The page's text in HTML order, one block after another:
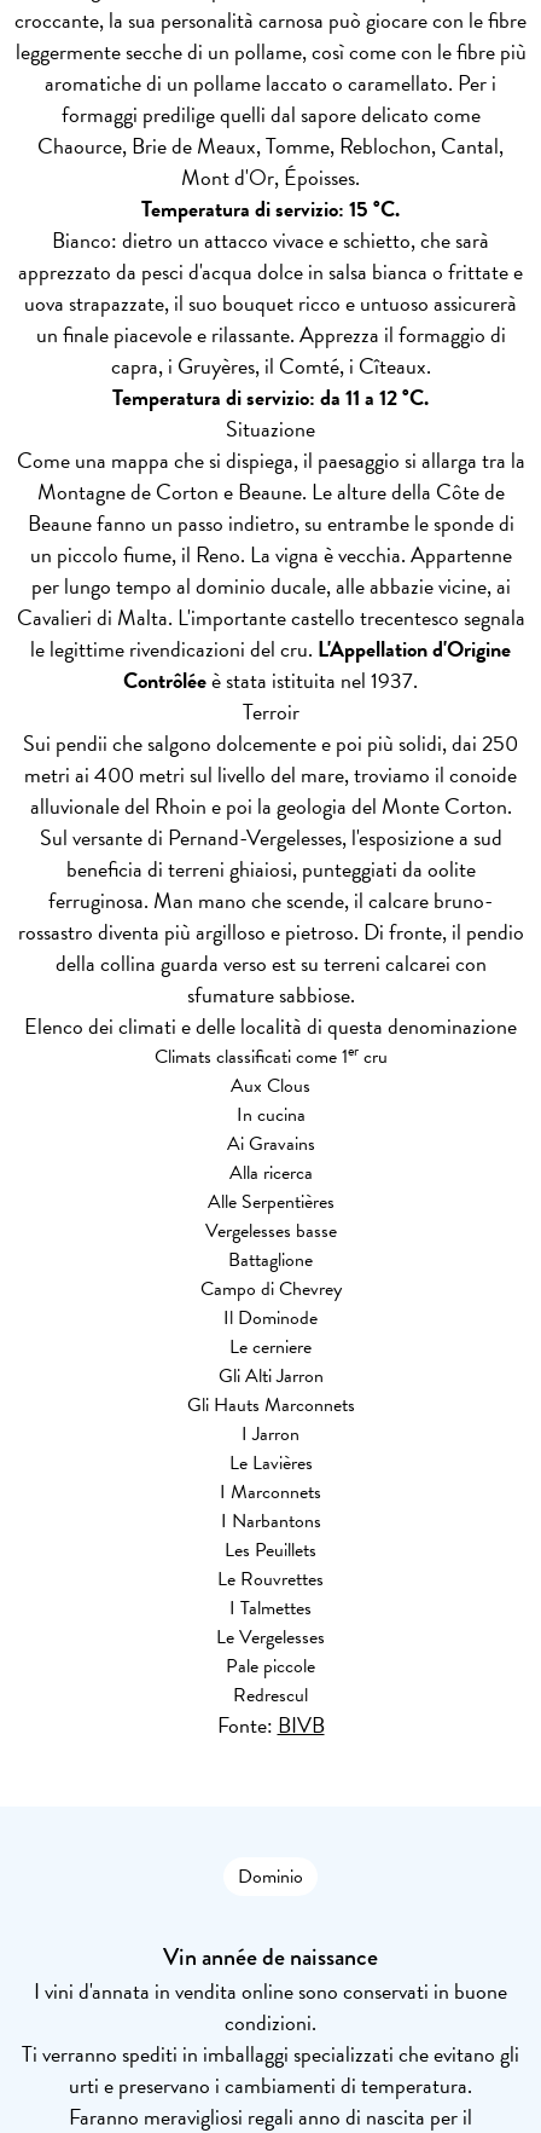
croccante, la sua personalità carnosa può giocare con le fibre
leggermente secche di un pollame, così come con le fibre più
aromatiche di un pollame laccato o caramellato. Per i
formaggi predilige quelli dal sapore delicato come
Chaource, Brie de Meaux, Tomme, Reblochon, Cantal,
Mont d'Or, Époisses.
Temperatura di servizio: 15 °C.
Bianco: dietro un attacco vivace e schietto, che sarà
apprezzato da pesci d'acqua dolce in salsa bianca o frittate e
uova strapazzate, il suo bouquet ricco e untuoso assicurerà
un finale piacevole e rilassante. Apprezza il formaggio di
capra, i Gruyères, il Comté, i Cîteaux.
Temperatura di servizio: da 11 a 12 °C.
Situazione
Come una mappa che si dispiega, il paesaggio si allarga tra la
Montagne de Corton e Beaune. Le alture della Côte de
Beaune fanno un passo indietro, su entrambe le sponde di
un piccolo fiume, il Reno. La vigna è vecchia. Appartenne
per lungo tempo al dominio ducale, alle abbazie vicine, ai
Cavalieri di Malta. L'importante castello trecentesco segnala
le legittime rivendicazioni del cru. L'Appellation d'Origine
Contrôléeè stata istituita nel 1937.
Terroir
Sui pendii che salgono dolcemente e poi più solidi, dai 250
metri ai 400 metri sul livello del mare, troviamo il conoide
alluvionale del Rhoin e poi la geologia del Monte Corton.
Sul versante di Pernand-Vergelesses, l'esposizione a sud
beneficia di terreni ghiaiosi, punteggiati da oolite
ferruginosa. Man mano che scende, il calcare bruno-
rossastro diventa più argilloso e pietroso. Di fronte, il pendio
della collina guarda verso est su terreni calcarei con
sfumature sabbiose.
Elenco dei climati e delle località di questa denominazione
Climats classificati come 1ercru
Aux Clous
In cucina
Ai Gravains
Alla ricerca
Alle Serpentières
Vergelesses basse
Battaglione
Campo di Chevrey
Il Dominode
Le cerniere
Gli Alti Jarron
Gli Hauts Marconnets
I Jarron
Le Lavières
I Marconnets
I Narbantons
Les Peuillets
Le Rouvrettes
I Talmettes
Le Vergelesses
Pale piccole
Redrescul
Fonte: BIVB
Dominio
Vin année de naissance
I vini d'annata in vendita online sono conservati in buone
condizioni.
Ti verranno spediti in imballaggi specializzati che evitano gli
urti e preservano i cambiamenti di temperatura.
Faranno meravigliosi regali anno di nascita per il